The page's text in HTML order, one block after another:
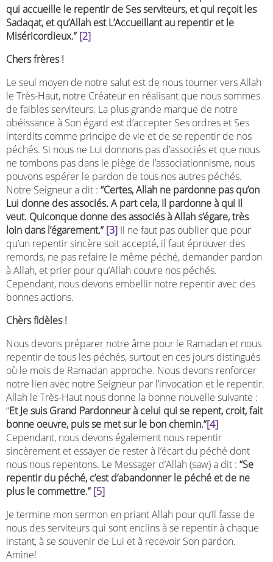
qui accueille le repentir de Ses serviteurs, et qui reçoit les
Sadaqat, et qu’Allah est L’Accueillant au repentir et le
Miséricordieux.” [2]
Chers frères !
Le seul moyen de notre salut est de nous tourner vers Allah
le Très-Haut, notre Créateur en réalisant que nous sommes
de faibles serviteurs. La plus grande marque de notre
obéissance à Son égard est d’accepter Ses ordres et Ses
interdits comme principe de vie et de se repentir de nos
péchés. Si nous ne Lui donnons pas d’associés et que nous
ne tombons pas dans le piège de l’associationnisme, nous
pouvons espérer le pardon de tous nos autres péchés.
Notre Seigneur a dit : “Certes, Allah ne pardonne pas qu’on
Lui donne des associés. A part cela, Il pardonne à qui Il
veut. Quiconque donne des associés à Allah s’égare, très
loin dans l’égarement.” [3] Il ne faut pas oublier que pour
qu’un repentir sincère soit accepté, il faut éprouver des
remords, ne pas refaire le même péché, demander pardon
à Allah, et prier pour qu’Allah couvre nos péchés.
Cependant, nous devons embellir notre repentir avec des
bonnes actions.
Chèrs fidèles !
Nous devons préparer notre âme pour le Ramadan et nous
repentir de tous les péchés, surtout en ces jours distingués
où le mois de Ramadan approche. Nous devons renforcer
notre lien avec notre Seigneur par l’invocation et le repentir.
Allah le Très-Haut nous donne la bonne nouvelle suivante :
“Et Je suis Grand Pardonneur à celui qui se repent, croit, fait
bonne oeuvre, puis se met sur le bon chemin.”[4]
Cependant, nous devons également nous repentir
sincèrement et essayer de rester à l’écart du péché dont
nous nous repentons. Le Messager d’Allah (saw) a dit : “Se
repentir du péché, c’est d’abandonner le péché et de ne
plus le commettre.” [5]
Je termine mon sermon en priant Allah pour qu’Il fasse de
nous des serviteurs qui sont enclins à se repentir à chaque
instant, à se souvenir de Lui et à recevoir Son pardon.
Amine!